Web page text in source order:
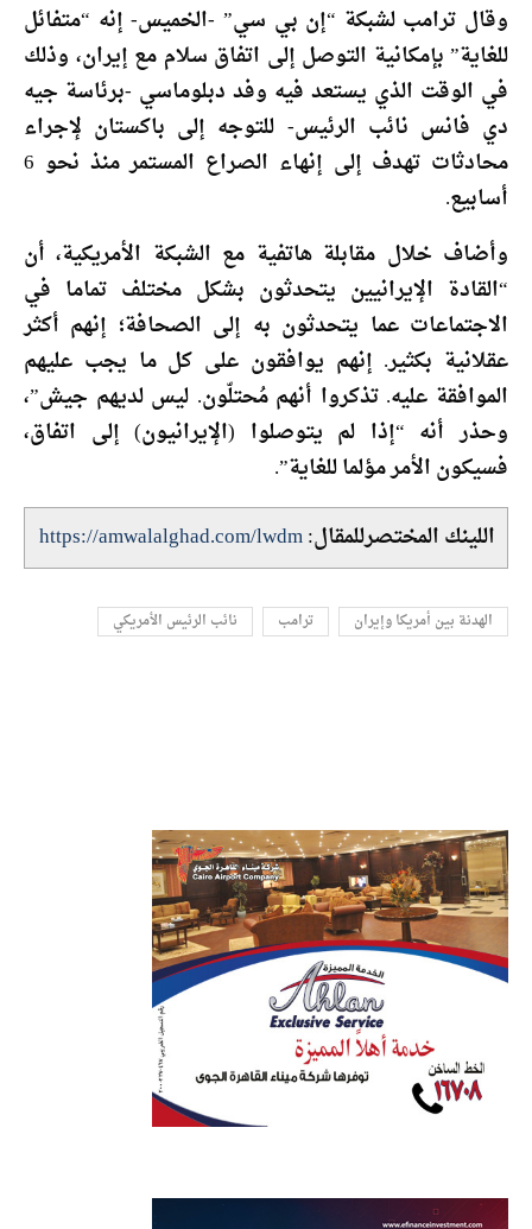
وقال ترامب لشبكة “إن بي سي” -الخميس- إنه “متفائل
للغاية” بإمكانية التوصل إلى اتفاق سلام مع إيران، وذلك
في الوقت الذي يستعد فيه وفد دبلوماسي -برئاسة جيه
دي فانس نائب الرئيس- للتوجه إلى باكستان لإجراء
محادثات تهدف إلى إنهاء الصراع المستمر منذ نحو 6
أسابيع.
وأضاف خلال مقابلة هاتفية مع الشبكة الأمريكية، أن
“القادة الإيرانيين يتحدثون بشكل مختلف تماما في
الاجتماعات عما يتحدثون به إلى الصحافة؛ إنهم أكثر
عقلانية بكثير. إنهم يوافقون على كل ما يجب عليهم
الموافقة عليه. تذكروا أنهم مُحتلّون. ليس لديهم جيش”،
وحذر أنه “إذا لم يتوصلوا (الإيرانيون) إلى اتفاق،
فسيكون الأمر مؤلما للغاية”.
اللينك المختصرللمقال:https://amwalalghad.com/lwdm
الهدنة بين أمريكا وإيران ترامب نائب الرئيس الأمريكي